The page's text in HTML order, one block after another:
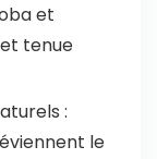
et
tenue
:
le